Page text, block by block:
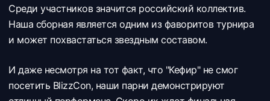
Среди участников значится российский коллектив.
Наша сборная является одним из фаворитов турнира
и может похвастаться звездным составом.
И даже несмотря на тот факт, что "Кефир" не смог
посетить BlizzCon, наши парни демонстрируют